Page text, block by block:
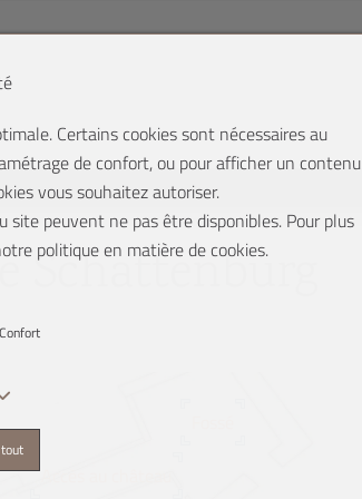
Certains cookies sont nécessaires au
de confort, ou pour afficher un contenu
vous souhaitez autoriser.
peuvent ne pas être disponibles. Pour plus
politique en matière de cookies.
Confort